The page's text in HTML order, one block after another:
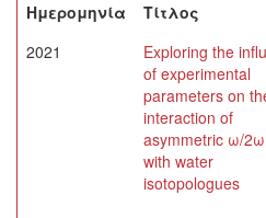
Ημερομηνία
Τίτλος
2021
Exploring the
of experimental
parameters on
interaction of
asymmetric ω/
with water
isotopologues